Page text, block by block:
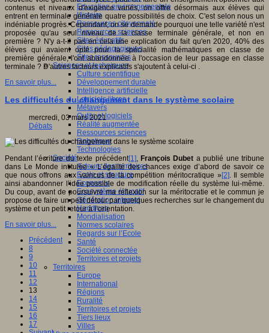
Education environnementale
Histoire
Ressources citoyenneté
Ressources sciences
Sites éducatifs
Sites pédagogiques
Sites ressources
Sciences et techniques
Culture scientifique
Développement durable
Intelligence artificielle
Logiciels libres
Métavers
Outils et logiciels
Réalité augmentée
Ressources sciences
Robotique
Technologies
Société
Acteurs des territoires
Ecole et structure
Economie
Ecosystème éducatif
Génération internet
Handicap
Mondialisation
Normes scolaires
Regards sur l’Ecole
Santé
Société connectée
Territoires et projets
Territoires
Europe
International
Régions
Ruralité
Territoires et projets
Tiers lieux
Villes
contenus et niveaux d'exigence variés, on offre désormais aux élèves qui
entrent en terminale générale quatre possibilités de choix. C'est selon nous un
indéniable progrès. Cependant, on se demande pourquoi une telle variété n'est
proposée qu'au seul niveau de la classe terminale générale, et non en
première ? N'y a-t-il pas en cela une explication du fait qu'en 2020, 40% des
élèves qui avaient opté pour la spécialité mathématiques en classe de
première générale, l'ont abandonnée à l'occasion de leur passage en classe
terminale ? D'autres facteurs explicatifs s'ajoutent à celui-ci .
En savoir plus...
Les difficultés du changement dans le système scolaire
mercredi, 03 mars 2021
Débats
Pendant l’écriture du texte précédent[1],François Dubet a publié une tribune
dans Le Monde intitulée « L’égalité des chances exige d’abord de savoir ce
que nous offrons aux vaincus de la compétition méritocratique »[2]. Il semble
ainsi abandonner l’idée possible de modification réelle du système lui-même.
Du coup, avant de poursuivre ma réflexion sur la méritocratie et le commun je
propose de faire un petit détour par quelques recherches sur le changement du
système et un petit retour à l’orientation.
En savoir plus...
Précédent
8
9
10
11
12
13
14
15
16
17